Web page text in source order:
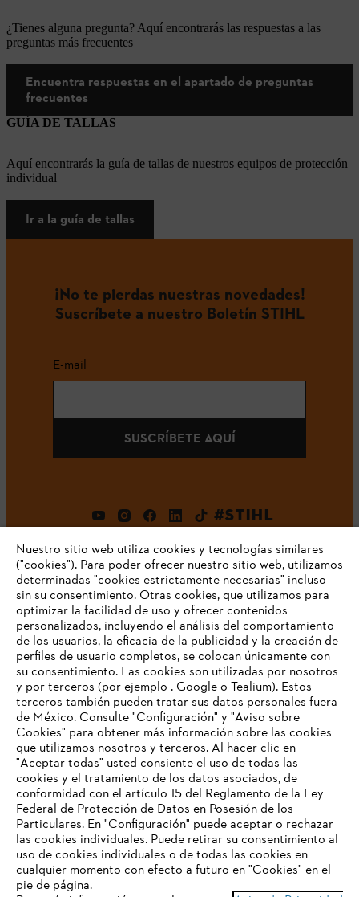
¿Tienes alguna pregunta? Aquí encontrarás las respuestas a las
preguntas más frecuentes
Encuentra respuestas en el apartado de preguntas
frecuentes
GUÍA DE TALLAS
Aquí encontrarás la guía de tallas de nuestros equipos de protección
individual
Ir a la guía de tallas
¡No te pierdas nuestras novedades!
Suscríbete a nuestro Boletín STIHL
E-mail
SUSCRÍBETE AQUÍ
#STIHL
Empresa
Preguntas frecuentes
Contacto
Aviso de privacidad
TU NAVEGADOR NO ES
COMPATIBLE
El navegador que estás utilizando no es compatible con
nuestra página web. Para que puedas disfrutar de nuestro
contenido, utiliza uno de los siguientes navegadores:
Nuestro sitio web utiliza cookies y tecnologías similares
("cookies"). Para poder ofrecer nuestro sitio web, utilizamos
determinadas "cookies estrictamente necesarias" incluso
sin su consentimiento. Otras cookies, que utilizamos para
optimizar la facilidad de uso y ofrecer contenidos
personalizados, incluyendo el análisis del comportamiento
de los usuarios, la eficacia de la publicidad y la creación de
perfiles de usuario completos, se colocan únicamente con
su consentimiento. Las cookies son utilizadas por nosotros
y por terceros (por ejemplo . Google o Tealium). Estos
terceros también pueden tratar sus datos personales fuera
de México. Consulte "Configuración" y "Aviso sobre
Cookies" para obtener más información sobre las cookies
que utilizamos nosotros y terceros. Al hacer clic en
"Aceptar todas" usted consiente el uso de todas las
cookies y el tratamiento de los datos asociados, de
conformidad con el artículo 15 del Reglamento de la Ley
Federal de Protección de Datos en Posesión de los
Particulares. En "Configuración" puede aceptar o rechazar
las cookies individuales. Puede retirar su consentimiento al
uso de cookies individuales o de todas las cookies en
cualquier momento con efecto a futuro en "Cookies" en el
pie de página.